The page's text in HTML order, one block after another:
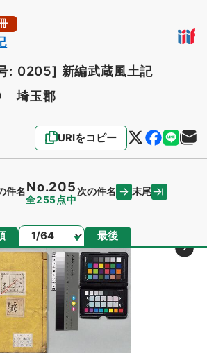
: 0205] 新編武蔵風土記
埼玉郡
URIをコピー
件名No.205
全255点中
次の件名 末尾
ページ 最後